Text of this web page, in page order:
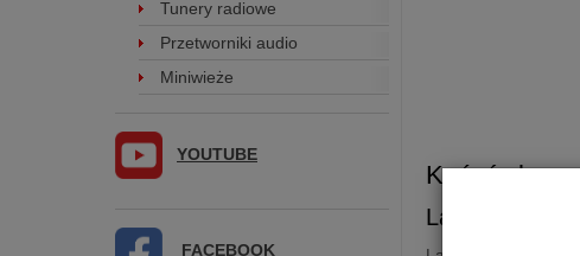
Końcówka
Laiv
Tunery radiowe
Przetworniki audio
Miniwieże
YOUTUBE
FACEBOOK